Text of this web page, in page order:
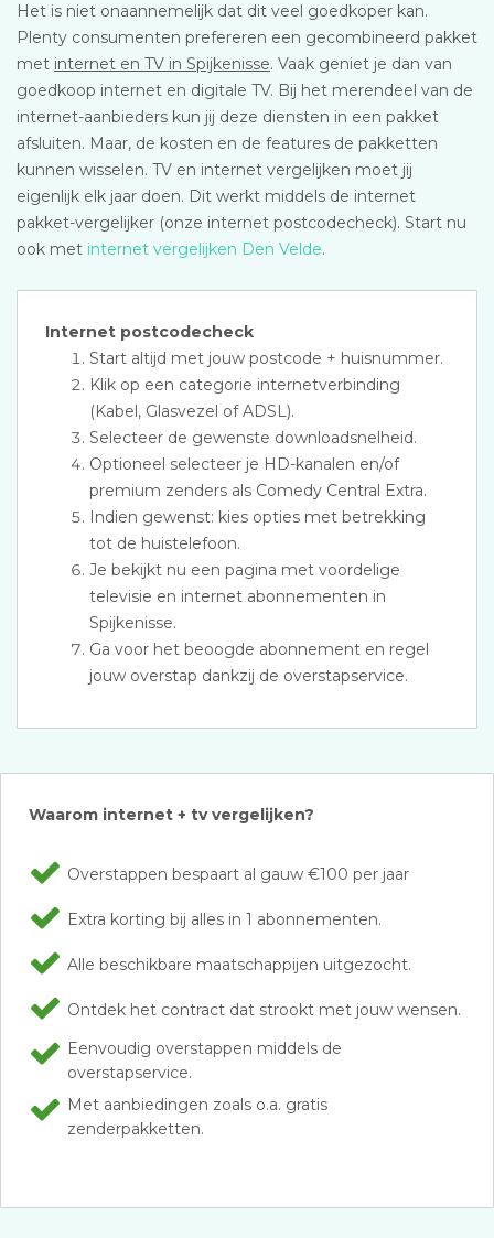
Het is niet onaannemelijk dat dit veel goedkoper kan.
Plenty consumenten prefereren een gecombineerd pakket
met internet en TV in Spijkenisse. Vaak geniet je dan van
goedkoop internet en digitale TV. Bij het merendeel van de
internet-aanbieders kun jij deze diensten in een pakket
afsluiten. Maar, de kosten en de features de pakketten
kunnen wisselen. TV en internet vergelijken moet jij
eigenlijk elk jaar doen. Dit werkt middels de internet
pakket-vergelijker (onze internet postcodecheck). Start nu
ook met internet vergelijken Den Velde.
Internet postcodecheck
Start altijd met jouw postcode + huisnummer.
Klik op een categorie internetverbinding
(Kabel, Glasvezel of ADSL).
Selecteer de gewenste downloadsnelheid.
Optioneel selecteer je HD-kanalen en/of
premium zenders als Comedy Central Extra.
Indien gewenst: kies opties met betrekking
tot de huistelefoon.
Je bekijkt nu een pagina met voordelige
televisie en internet abonnementen in
Spijkenisse.
Ga voor het beoogde abonnement en regel
jouw overstap dankzij de overstapservice.
Waarom internet + tv vergelijken?
Overstappen bespaart al gauw €100 per jaar
Extra korting bij alles in 1 abonnementen.
Alle beschikbare maatschappijen uitgezocht.
Ontdek het contract dat strookt met jouw wensen.
Eenvoudig overstappen middels de
overstapservice.
Met aanbiedingen zoals o.a. gratis
zenderpakketten.